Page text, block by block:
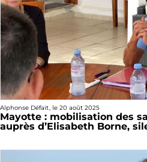
Alphonse Défait, le 20 août 2025
Mayotte : mobilisation des
auprès d’Elisabeth Borne,